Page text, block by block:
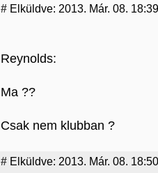
# Elküldve: 2013. Már. 08. 18:39
Reynolds:
Ma ??
Csak nem klubban ?
# Elküldve: 2013. Már. 08. 18:50